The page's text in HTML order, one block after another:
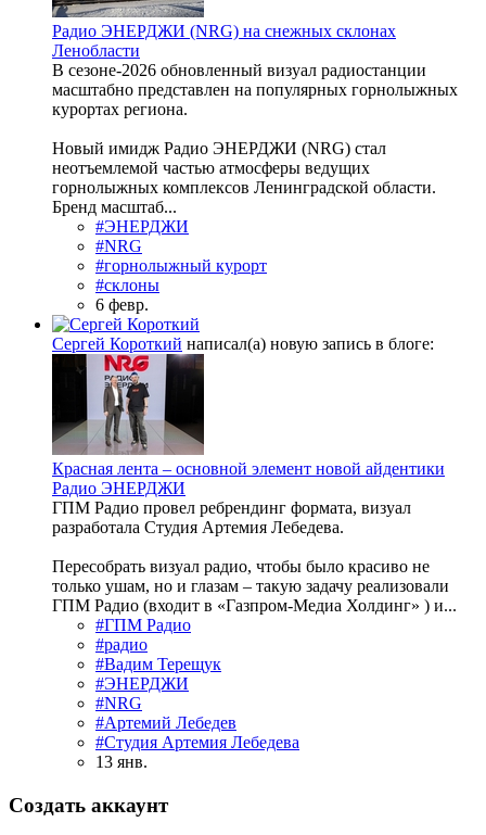
Радио ЭНЕРДЖИ (NRG) на снежных склонах
Ленобласти
В сезоне‑2026 обновленный визуал радиостанции
масштабно представлен на популярных горнолыжных
курортах региона.
Новый имидж Радио ЭНЕРДЖИ (NRG) стал
неотъемлемой частью атмосферы ведущих
горнолыжных комплексов Ленинградской области.
Бренд масштаб...
#ЭНЕРДЖИ
#NRG
#горнолыжный курорт
#склоны
6 февр.
Сергей Короткий написал(а) новую запись в блоге:
Красная лента – основной элемент новой айдентики
Радио ЭНЕРДЖИ
ГПМ Радио провел ребрендинг формата, визуал
разработала Студия Артемия Лебедева.
Пересобрать визуал радио, чтобы было красиво не
только ушам, но и глазам – такую задачу реализовали
ГПМ Радио (входит в «Газпром-Медиа Холдинг» ) и...
#ГПМ Радио
#радио
#Вадим Терещук
#ЭНЕРДЖИ
#NRG
#Артемий Лебедев
#Студия Артемия Лебедева
13 янв.
Создать аккаунт